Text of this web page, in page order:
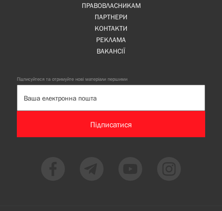
ПРАВОВЛАСНИКАМ
ПАРТНЕРИ
КОНТАКТИ
РЕКЛАМА
ВАКАНСІЇ
Підписуйтеся та отримуйте нові матеріали першими
Підписатися